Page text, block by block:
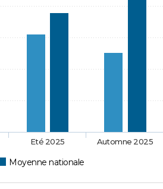
Moyenne nationale
Eté 2025 Automne 2025